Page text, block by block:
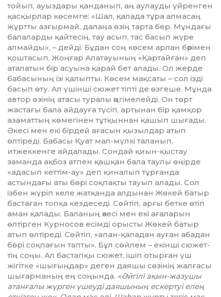
тойып, ауыздары қанданып, аң аулауды үйренген
қасқырлар көсемге: «Шал, қала­да тұра алмасаң
жұртты азғырмай, далаңа өзің тарта бер. Мұндағы
балаларды қай­тесің, тау асып, тас басып жүре
алмайды», – дейді. Бұдан соң көсем арлан бәрімен
қоштасып, Жоңғар Алатауының «Қар­тай­ған» деп
аталатын бір асуына қарай бет алады. Ол жерде
бабасының ізі қалыпты. Көсем мақсаты – сол ізді
басып өту. Ал үшінші сюжет тіпті де өзгеше. Мұнда
автор өзінің атасы туралы әңгімелейді. Он төрт
жастағы бала айдауға түсіп, артынан бір қамқор
азаматтың көмегінен тұтқыннан қашып шығады.
Әкесі мен екі бірдей аға­сын қызылдар атып
өлтіреді. Бабасы Қуат мал-мүлкі таланып,
итжеккенге айдалады. Сондай қиын-қыстау
заманда ақбоз атпен қашқан бала таулы өңірде
«адасып кеттім-ау» деп қиналып тұрғанда
астындағы аты бөрі соқпақты тауып алады. Сол
ізбен жүріп келе жатқанда алдынан Жөкей батыр
бастаған топқа кездеседі. Сөйтіп, арғы бетке өтіп
аман қалады. Баланың әкесі мен екі ағаларын
өлтірген Курносов есімді орысты Жөкей батыр
атып өлтіреді. Сөй­тіп, «апан-қаладан ауған абадан
бөрі соқ­па­ғын тапты». Бұл сөйлем – екінші сю­жет­
тің соңы. Ал бастапқы сюжет, ішіп отырған үш
жігітке «шығыңдар» деген дая­шы сөзінің жалғасы
шығарманың ең соңында. «Әйгілі ақын-жазушы
атанғалы жүрген үшеуді даяшының ескертуі елең